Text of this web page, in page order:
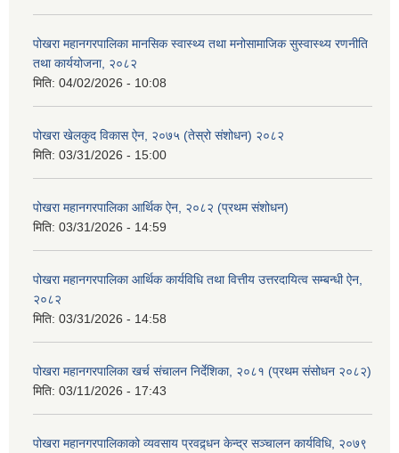
पोखरा महानगरपालिका मानसिक स्वास्थ्य तथा मनोसामाजिक सुस्वास्थ्य रणनीति
तथा कार्ययोजना, २०८२
मिति: 04/02/2026 - 10:08
पोखरा खेलकुद विकास ऐन, २०७५ (तेस्रो संशोधन) २०८२
मिति: 03/31/2026 - 15:00
पोखरा महानगरपालिका आर्थिक ऐन, २०८२ (प्रथम संशोधन)
मिति: 03/31/2026 - 14:59
पोखरा महानगरपालिका आर्थिक कार्यविधि तथा वित्तीय उत्तरदायित्व सम्बन्धी ऐन,
२०८२
मिति: 03/31/2026 - 14:58
पोखरा महानगरपालिका खर्च संचालन निर्देशिका, २०८१ (प्रथम संसोधन २०८२)
मिति: 03/11/2026 - 17:43
पोखरा महानगरपालिकाको व्यवसाय प्रवद्र्धन केन्द्र सञ्चालन कार्यविधि, २०७९